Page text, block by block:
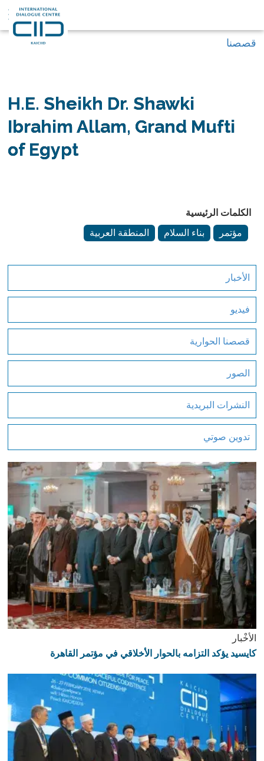
قصصنا
H.E. Sheikh Dr. Shawki
Ibrahim Allam, Grand Mufti
of Egypt
الكلمات الرئيسية
مؤتمر
بناء السلام المنطقة العربية
الأخبار
فيديو
قصصنا الحوارية
الصور
النشرات البريدية
تدوين صوتي
الأخْبار
كايسيد يؤكد التزامه بالحوار الأخلاقي في مؤتمر القاهرة